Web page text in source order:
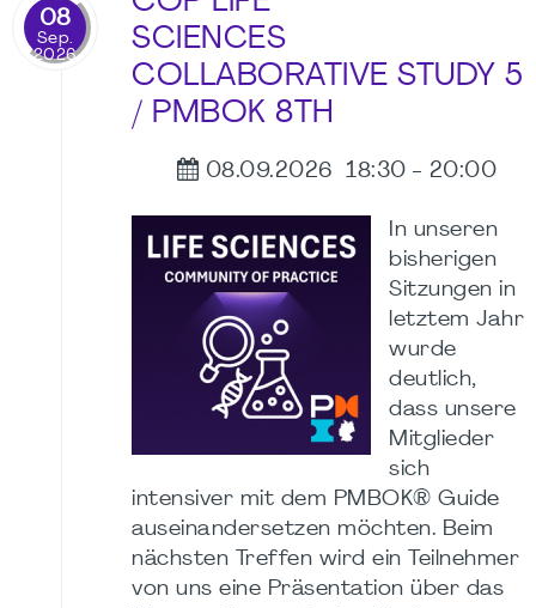
08
Sep.
2026
SCIENCES
COLLABORATIVE STUDY 5
/ PMBOK 8TH
08.09.2026 18:30 - 20:00
In unseren
bisherigen
Sitzungen in
letztem Jahr
wurde
deutlich,
dass unsere
Mitglieder
sich
intensiver mit dem PMBOK® Guide
auseinandersetzen möchten. Beim
nächsten Treffen wird ein Teilnehmer
von uns eine Präsentation über das